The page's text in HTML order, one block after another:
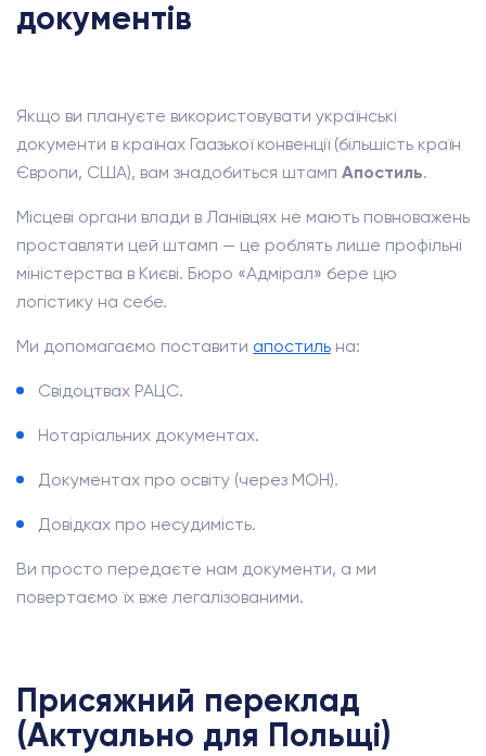
документів
Якщо ви плануєте використовувати українські
документи в країнах Гаазької конвенції (більшість країн
Європи, США), вам знадобиться штамп Апостиль.
Місцеві органи влади в Ланівцях не мають повноважень
проставляти цей штамп — це роблять лише профільні
міністерства в Києві. Бюро «Адмірал» бере цю
логістику на себе.
Ми допомагаємо поставити апостиль на:
Свідоцтвах РАЦС.
Нотаріальних документах.
Документах про освіту (через МОН).
Довідках про несудимість.
Ви просто передаєте нам документи, а ми
повертаємо їх вже легалізованими.
Присяжний переклад
(Актуально для Польщі)